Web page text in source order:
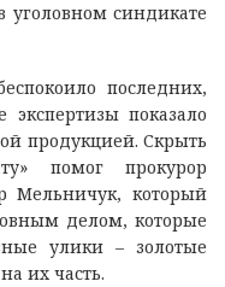
уголовном синдикате
последних,
экспертизы показало
продукцией. Скрыть
помог прокурор
Мельничук, который
делом, которые
улики – золотые
их часть.